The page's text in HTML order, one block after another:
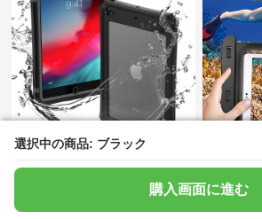
選択中の商品: ブラック
購入画面に進む
選択中の商品: ブラック
購入画面に進む
¥3,740 (税込)
防水ケース